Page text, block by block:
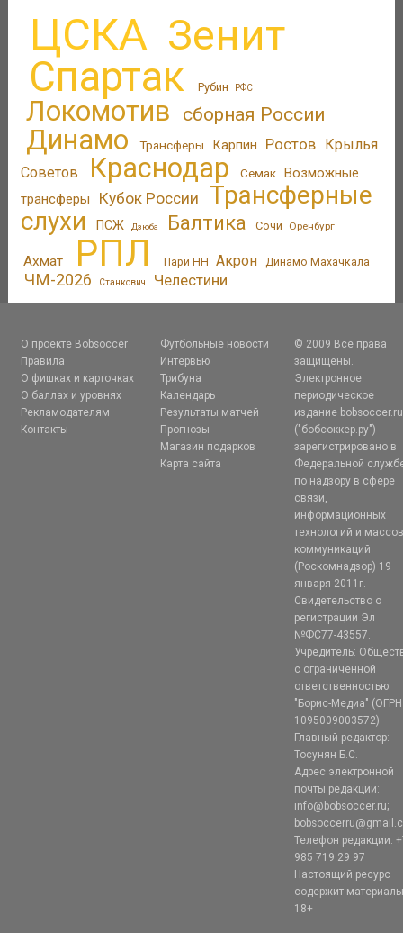
ЦСКА Зенит
Спартак Рубин РФС
Локомотив сборная России
Динамо Трансферы Карпин Ростов Крылья
Советов
Краснодар Семак Возможные
трансферы
Кубок России
Трансферные
слухи
ПСЖ Дзюба Балтика Сочи Оренбург
Ахмат РПЛ Пари НН Акрон Динамо Махачкала
ЧМ-2026 Станкович Челестини
О проекте Bobsoccer
Правила
О фишках и карточках
О баллах и уровнях
Рекламодателям
Контакты
Футбольные новости
Интервью
Трибуна
Календарь
Результаты матчей
Прогнозы
Магазин подарков
Карта сайта
© 2009 Все права
защищены.
Электронное
периодическое
издание bobsoccer.ru
("бобсоккер.ру")
зарегистрировано в
Федеральной
по надзору в сфере
связи,
информационных
технологий и
коммуникаций
(Роскомнадзор) 19
января 2011г.
Свидетельство о
регистрации Эл
№ФС77-43557.
Учредитель:
с ограниченной
ответственностью
"Борис-Медиа" (ОГРН
1095009003572)
Главный редактор:
Тосунян Б.С.
Адрес электронной
почты редакции:
info@bobsoccer.ru;
Телефон редакции:
985 719 29 97
Настоящий ресурс
содержит
18+